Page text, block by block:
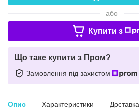
або
Купити з
Що таке купити з Пром?
Замовлення під захистом
Опис Характеристики Доставка